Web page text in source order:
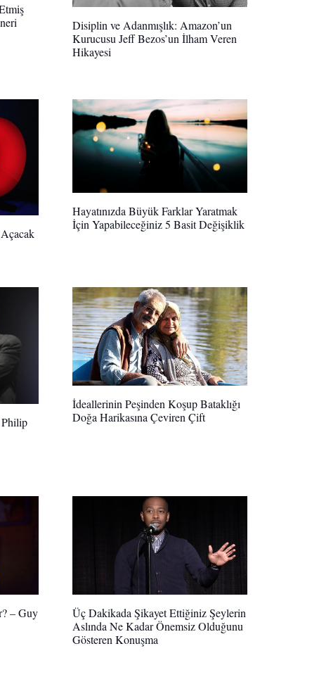
Disiplin ve Adanmışlık: Amazon’un
Kurucusu Jeff Bezos’un İlham Veren
Hikayesi
Hayatınızda Büyük Farklar Yaratmak
İçin Yapabileceğiniz 5 Basit Değişiklik
Philip
İdeallerinin Peşinden Koşup Bataklığı
Doğa Harikasına Çeviren Çift
– Guy
Üç Dakikada Şikayet Ettiğiniz Şeylerin
Aslında Ne Kadar Önemsiz Olduğunu
Gösteren Konuşma